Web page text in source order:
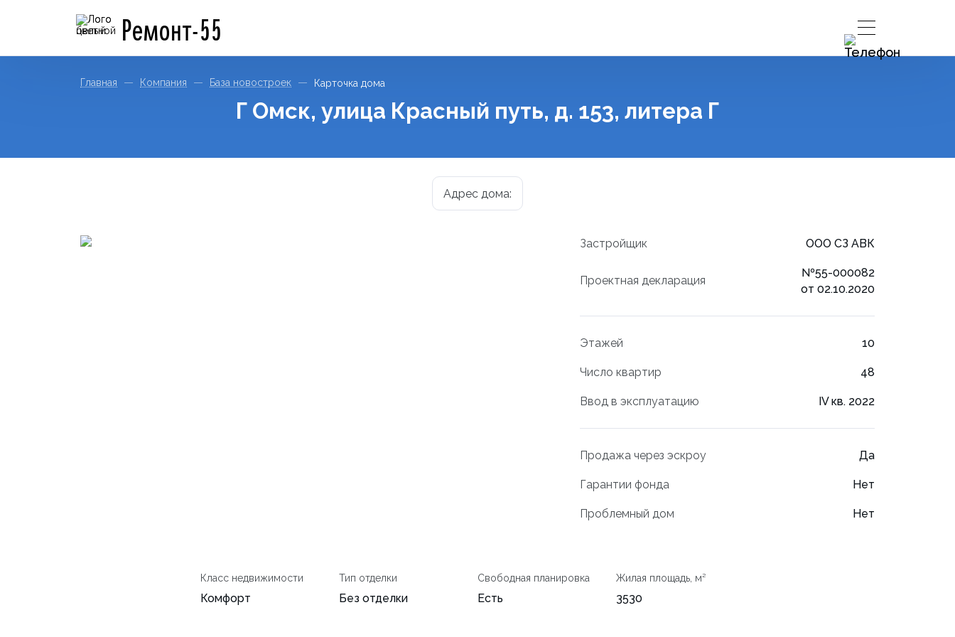
Ремонт-55
Главная Компания База новостроек Карточка дома
Г Омск, улица Красный путь, д. 153, литера Г
Адрес дома:
Застройщик ООО СЗ АВК
Проектная декларация
№55-000082
от 02.10.2020
Этажей 10
Число квартир 48
Ввод в эксплуатацию IV кв. 2022
Продажа через эскроу Да
Гарантии фонда Нет
Проблемный дом Нет
Класс недвижимости
Комфорт
Тип отделки
Без отделки
Свободная планировка
Есть
Жилая площадь, м²
3530